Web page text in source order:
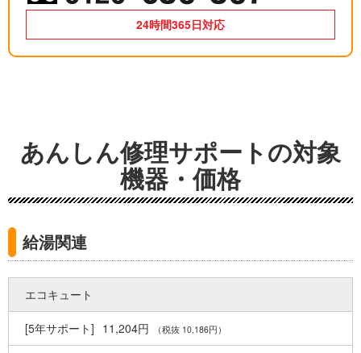
24時間365日対応
あんしん修理サポートの対象
機器・価格
給湯関連
エコキュート
11,204円 （税抜 10,186円）